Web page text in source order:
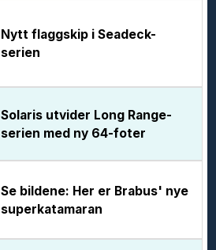
Nytt flaggskip i Seadeck-
serien
Solaris utvider Long Range-
serien med ny 64-foter
Se bildene: Her er Brabus' nye
superkatamaran